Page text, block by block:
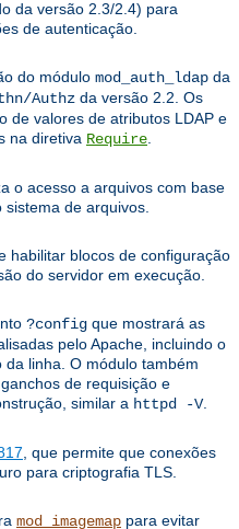
da versão 2.3/2.4) para
de autenticação.
do módulo mod_auth_ldap da
Authz da versão 2.2. Os
de valores de atributos LDAP e
na diretiva Require.
o acesso a arquivos com base
de arquivos.
habilitar blocos de configuração
do servidor em execução.
?config que mostrará as
pelo Apache, incluindo o
linha. O módulo também
de requisição e
similar a httpd -V.
, que permite que conexões
para criptografia TLS.
mod_imagemap para evitar